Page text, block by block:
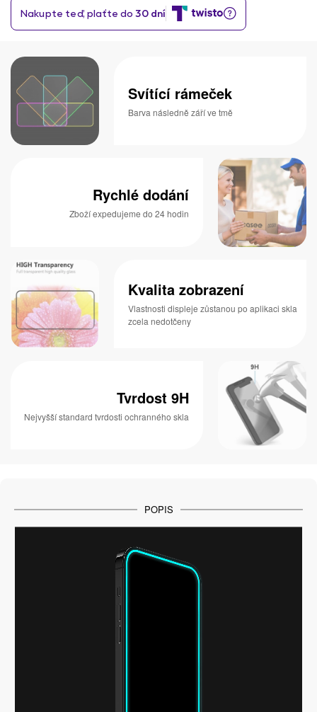
Svítící rámeček
Barva následně září ve tmě
Rychlé dodání
Zboží expedujeme do 24 hodin
Kvalita zobrazení
Vlastnosti displeje zůstanou po aplikaci skla
zcela nedotčeny
Tvrdost 9H
Nejvyšší standard tvrdosti ochranného skla
POPIS